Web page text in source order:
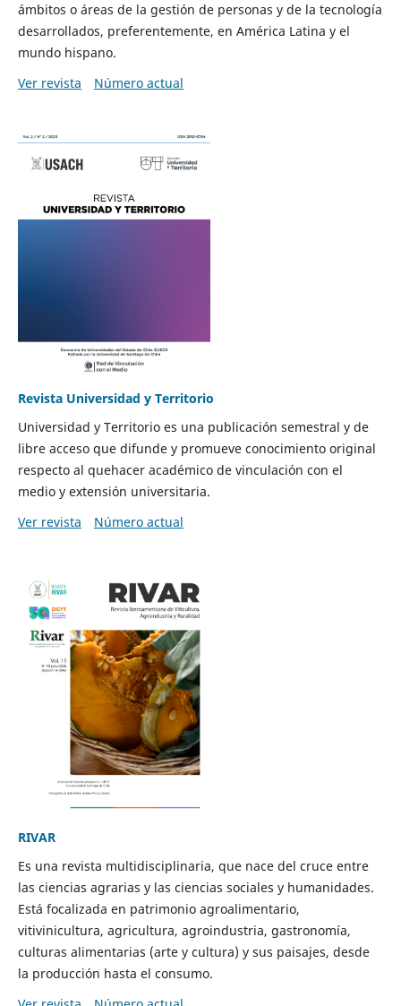
ámbitos o áreas de la gestión de personas y de la tecnología
desarrollados, preferentemente, en América Latina y el
mundo hispano.
Ver revista
Número actual
Revista Universidad y Territorio
Universidad y Territorio es una publicación semestral y de
libre acceso que difunde y promueve conocimiento original
respecto al quehacer académico de vinculación con el
medio y extensión universitaria.
Ver revista
Número actual
RIVAR
Es una revista multidisciplinaria, que nace del cruce entre
las ciencias agrarias y las ciencias sociales y humanidades.
Está focalizada en patrimonio agroalimentario,
vitivinicultura, agricultura, agroindustria, gastronomía,
culturas alimentarias (arte y cultura) y sus paisajes, desde
la producción hasta el consumo.